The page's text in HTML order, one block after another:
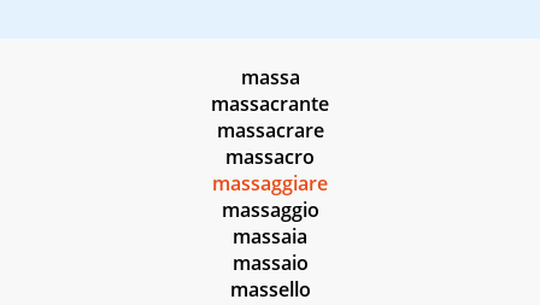
massa
massacrante
massacrare
massacro
massaggiare
massaggio
massaia
massaio
massello